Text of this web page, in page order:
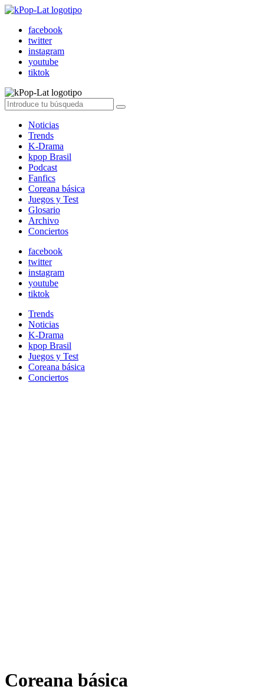
facebook
twitter
instagram
youtube
tiktok
Noticias
Trends
K-Drama
kpop Brasil
Podcast
Fanfics
Coreana básica
Juegos y Test
Glosario
Archivo
Conciertos
facebook
twitter
instagram
youtube
tiktok
Trends
Noticias
K-Drama
kpop Brasil
Juegos y Test
Coreana básica
Conciertos
Coreana básica